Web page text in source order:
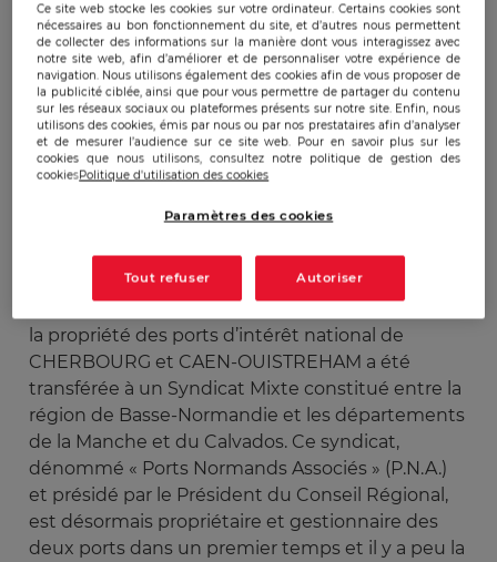
Suite à la loi de décentralisation du 13 Août 2004,
la propriété des ports d’intérêt national de
CHERBOURG et CAEN-OUISTREHAM a été
transférée à un Syndicat Mixte constitué entre la
région de Basse-Normandie et les départements
de la Manche et du Calvados. Ce syndicat,
dénommé « Ports Normands Associés » (P.N.A.)
et présidé par le Président du Conseil Régional,
est désormais propriétaire et gestionnaire des
deux ports dans un premier temps et il y a peu la
Ce site web stocke les cookies sur votre ordinateur. Certains cookies sont
nécessaires au bon fonctionnement du site, et d’autres nous permettent
de collecter des informations sur la manière dont vous interagissez avec
notre site web, afin d’améliorer et de personnaliser votre expérience de
navigation. Nous utilisons également des cookies afin de vous proposer de
la publicité ciblée, ainsi que pour vous permettre de partager du contenu
sur les réseaux sociaux ou plateformes présents sur notre site. Enfin, nous
utilisons des cookies, émis par nous ou par nos prestataires afin d’analyser
et de mesurer l’audience sur ce site web. Pour en savoir plus sur les
cookies que nous utilisons, consultez notre politique de gestion des
cookiesPolitique d'utilisation des cookies
Paramètres des cookies
Tout refuser Autoriser